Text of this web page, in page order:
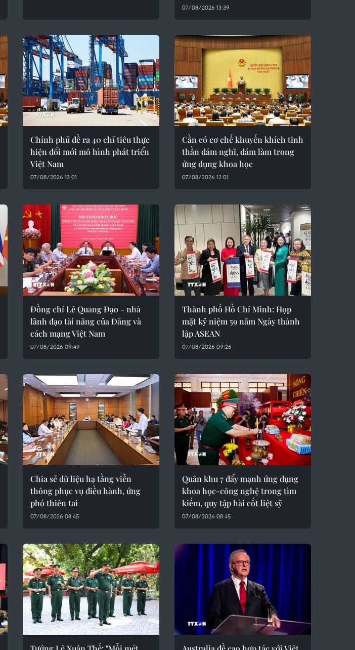
07/08/2026 13:39
Chính phủ đề ra 40 chỉ tiêu thực
hiện đổi mới mô hình phát triển
Việt Nam
07/08/2026 13:01
Cần có cơ chế khuyến khích tinh
thần dám nghĩ, dám làm trong
ứng dụng khoa học
07/08/2026 12:01
Đồng chí Lê Quang Đạo - nhà
lãnh đạo tài năng của Đảng và
cách mạng Việt Nam
07/08/2026 09:49
Thành phố Hồ Chí Minh: Họp
mặt kỷ niệm 59 năm Ngày thành
lập ASEAN
07/08/2026 09:26
Chia sẻ dữ liệu hạ tầng viễn
thông phục vụ điều hành, ứng
phó thiên tai
07/08/2026 08:45
Quân khu 7 đẩy mạnh ứng dụng
khoa học-công nghệ trong tìm
kiếm, quy tập hài cốt liệt sỹ
07/08/2026 08:45